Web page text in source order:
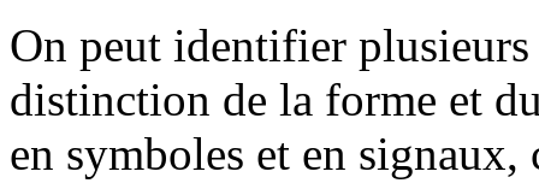
On peut identifier
distinction de la forme et
en symboles et en